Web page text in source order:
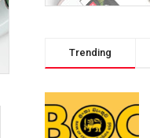
Trending